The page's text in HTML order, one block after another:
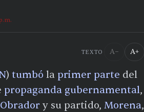
TEXTO A− A+
) tumbó la primer parte del
propaganda gubernamental,
y su partido, Morena,